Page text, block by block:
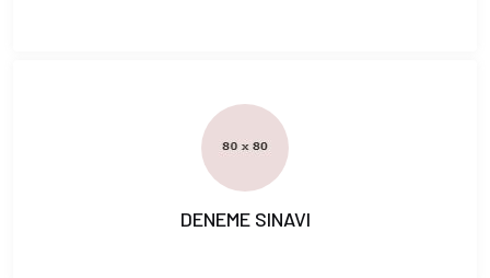
DENEME SINAVI